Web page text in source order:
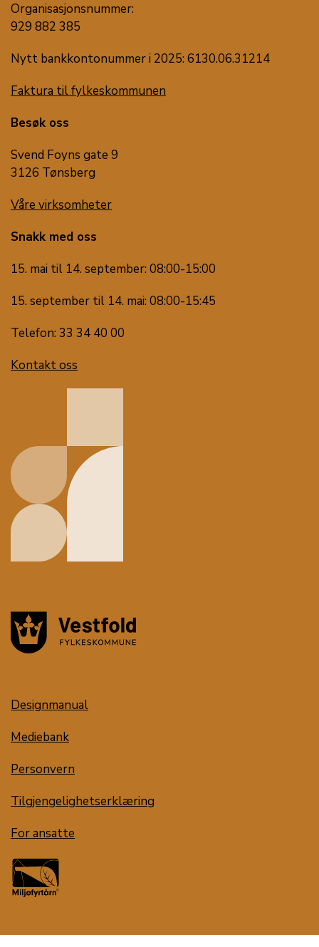
Organisasjonsnummer:
929 882 385
Nytt bankkontonummer i 2025: 6130.06.31214
Faktura til fylkeskommunen
Besøk oss
Svend Foyns gate 9
3126 Tønsberg
Våre virksomheter
Snakk med oss
15. mai til 14. september: 08:00-15:00
15. september til 14. mai: 08:00-15:45
Telefon: 33 34 40 00
Kontakt oss
Designmanual
Mediebank
Personvern
Tilgjengelighetserklæring
For ansatte